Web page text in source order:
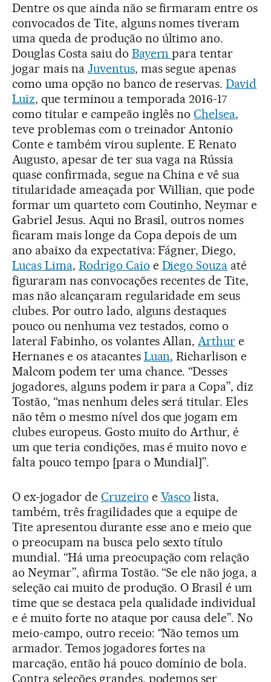
Dentre os que ainda não se firmaram entre os
convocados de Tite, alguns nomes tiveram
uma queda de produção no último ano.
Douglas Costa saiu do Bayernpara tentar
jogar mais na Juventus, mas segue apenas
como uma opção no banco de reservas.David
Luiz, que terminou a temporada 2016-17
como titular e campeão inglês noChelsea,
teve problemas com o treinador Antonio
Conte e também virou suplente. E Renato
Augusto, apesar de ter sua vaga na Rússia
quase confirmada, segue na China e vê sua
titularidade ameaçada por Willian, que pode
formar um quarteto com Coutinho, Neymar e
Gabriel Jesus. Aqui no Brasil, outros nomes
ficaram mais longe da Copa depois de um
ano abaixo da expectativa: Fágner, Diego,
Lucas Lima, Rodrigo Caio e Diego Souza até
figuraram nas convocações recentes de Tite,
mas não alcançaram regularidade em seus
clubes. Por outro lado, alguns destaques
pouco ou nenhuma vez testados, como o
lateral Fabinho, os volantes Allan,Arthur e
Hernanes e os atacantes Luan, Richarlison e
Malcom podem ter uma chance. “Desses
jogadores, alguns podem ir para a Copa”, diz
Tostão, “mas nenhum deles será titular. Eles
não têm o mesmo nível dos que jogam em
clubes europeus. Gosto muito do Arthur, é
um que teria condições, mas é muito novo e
falta pouco tempo [para o Mundial]”.
O ex-jogador de Cruzeiro e Vasco lista,
também, três fragilidades que a equipe de
Tite apresentou durante esse ano e meio que
o preocupam na busca pelo sexto título
mundial. “Há uma preocupação com relação
ao Neymar”, afirma Tostão. “Se ele não joga, a
seleção cai muito de produção. O Brasil é um
time que se destaca pela qualidade individual
e é muito forte no ataque por causa dele”. No
meio-campo, outro receio: “Não temos um
armador. Temos jogadores fortes na
marcação, então há pouco domínio de bola.
Contra seleções grandes, podemos ser